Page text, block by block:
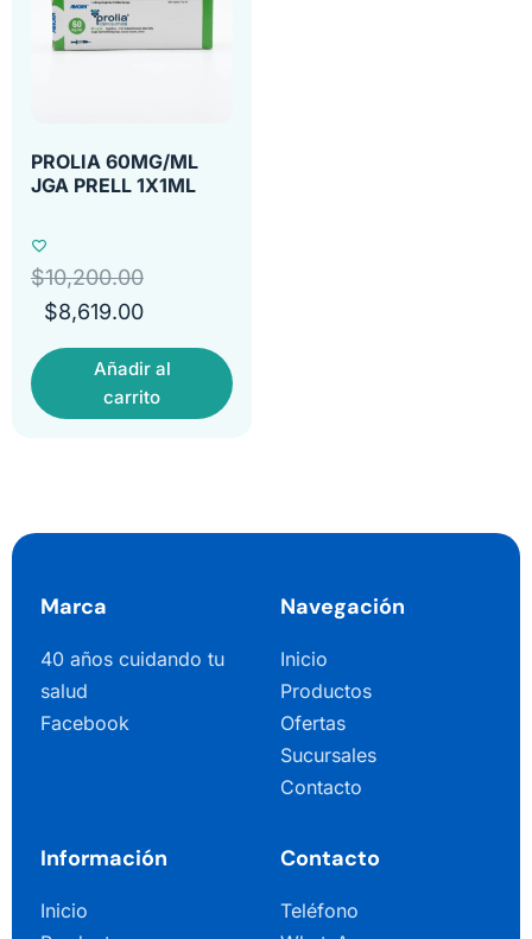
PROLIA 60MG/ML
JGA PRELL 1X1ML
$10,200.00
$8,619.00
Añadir al
carrito
Marca
40 años cuidando tu
salud
Facebook
Navegación
Inicio
Productos
Ofertas
Sucursales
Contacto
Información
Inicio
Contacto
Teléfono